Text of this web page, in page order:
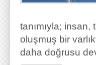
tanımıyla;
oluşmuş bir
daha doğrusu